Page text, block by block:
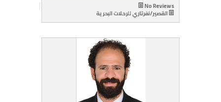
No Reviews
القصير/نفرتاري للرحلات البحرية